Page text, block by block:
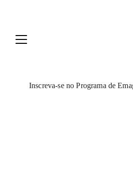
Inscreva-se no Programa de